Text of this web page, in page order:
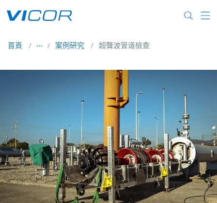
首頁 案例研究 超聲波管道檢查